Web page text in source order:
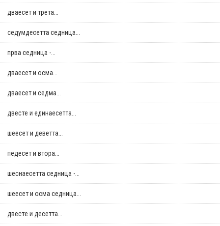
дваесет и трета...
седумдесетта седница...
прва седница -...
дваесет и осма...
дваесет и седма...
двестe и единаесетта...
шеесет и деветта...
педесет и втора...
шеснаесетта седница -...
шеесет и осма седница...
двестe и десетта...